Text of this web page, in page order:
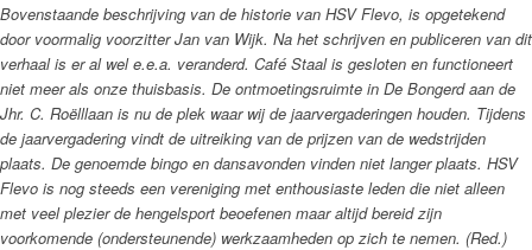
Bovenstaande beschrijving van de historie van HSV Flevo, is opgetekend
door voormalig voorzitter Jan van Wijk. Na het schrijven en publiceren van dit
verhaal is er al wel e.e.a. veranderd. Café Staal is gesloten en functioneert
niet meer als onze thuisbasis. De ontmoetingsruimte in De Bongerd aan de
Jhr. C. Roëlllaan is nu de plek waar wij de jaarvergaderingen houden. Tijdens
de jaarvergadering vindt de uitreiking van de prijzen van de wedstrijden
plaats. De genoemde bingo en dansavonden vinden niet langer plaats. HSV
Flevo is nog steeds een vereniging met enthousiaste leden die niet alleen
met veel plezier de hengelsport beoefenen maar altijd bereid zijn
voorkomende (ondersteunende) werkzaamheden op zich te nemen. (Red.)